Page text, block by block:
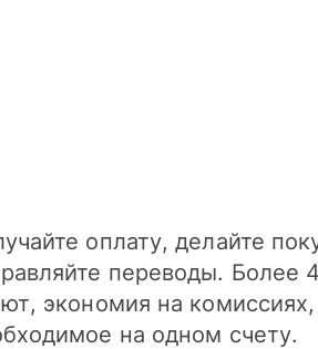
оплату, делайте
переводы. Более
экономия на
на одном счету.